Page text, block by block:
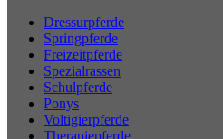
Dressurpferde
Springpferde
Freizeitpferde
Spezialrassen
Schulpferde
Ponys
Voltigierpferde
Therapiepferde